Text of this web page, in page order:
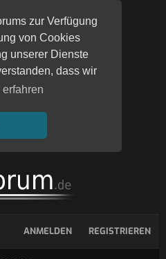
zur Verfügung
von Cookies
unserer Dienste
dass wir
erfahren
ANMELDEN REGISTRIEREN